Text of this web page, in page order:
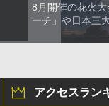
8月開催の花火
ーチ」や日本三
アクセスラン